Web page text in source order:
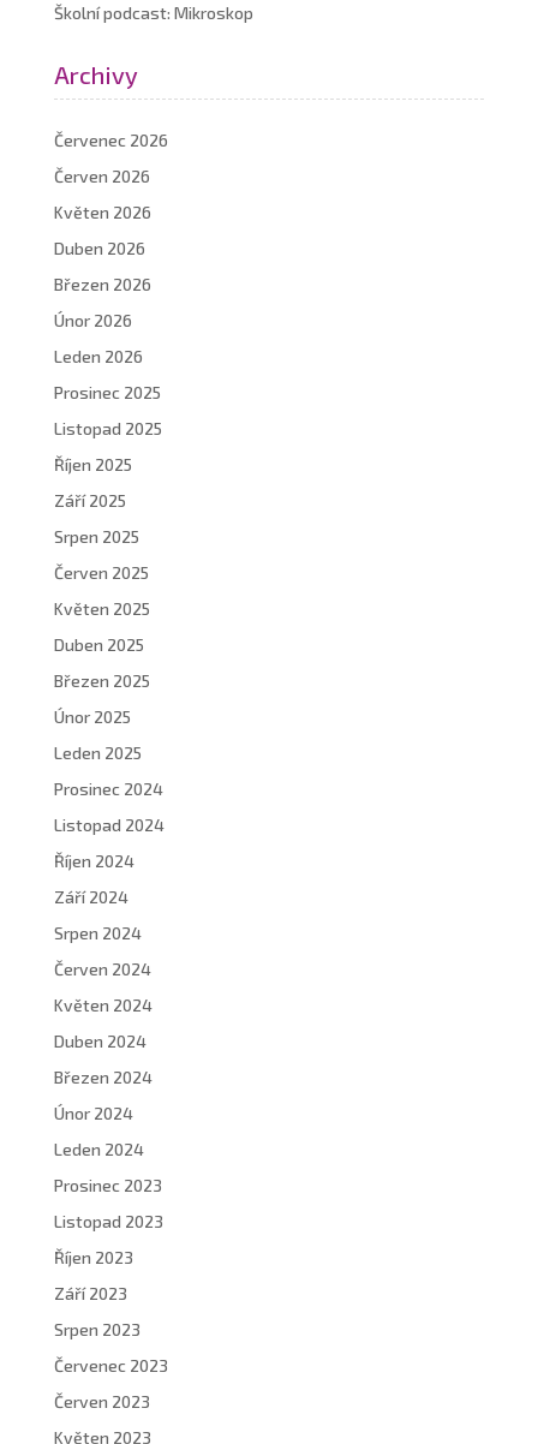
Školní podcast: Mikroskop
Archivy
Červenec 2026
Červen 2026
Květen 2026
Duben 2026
Březen 2026
Únor 2026
Leden 2026
Prosinec 2025
Listopad 2025
Říjen 2025
Září 2025
Srpen 2025
Červen 2025
Květen 2025
Duben 2025
Březen 2025
Únor 2025
Leden 2025
Prosinec 2024
Listopad 2024
Říjen 2024
Září 2024
Srpen 2024
Červen 2024
Květen 2024
Duben 2024
Březen 2024
Únor 2024
Leden 2024
Prosinec 2023
Listopad 2023
Říjen 2023
Září 2023
Srpen 2023
Červenec 2023
Červen 2023
Květen 2023